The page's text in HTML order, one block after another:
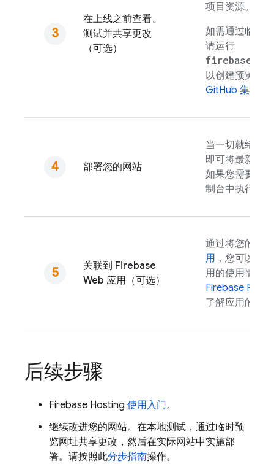
在上线之前查看、
测试并共享更改
（可选）
项目资源。
如需通过临时
请运行
firebase
以创建预览渠
GitHub 集成
部署您的网站
当一切就绪时
即可将最新的
如果您需要撤
制台中执行一
关联到 Firebase
Web 应用（可选）
通过将您的网
用 ，您可以使
用的使用情况
Firebase
了解应用的性
后续步骤
Firebase Hosting 使用入门。
继续改进您的网站。在本地测试，通过临时预
览网址共享更改，然后在实际网站中实施部
署。请按照此分步指南操作。